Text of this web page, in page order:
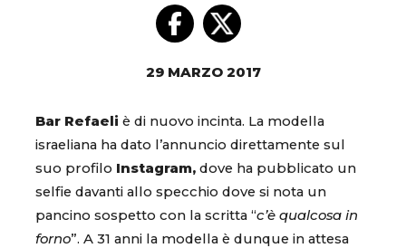
29 MARZO 2017
Bar Refaeli è di nuovo incinta. La modella
israeliana ha dato l’annuncio direttamente sul
suo profilo Instagram, dove ha pubblicato un
selfie davanti allo specchio dove si nota un
pancino sospetto con la scritta “c’è qualcosa in
forno”. A 31 anni la modella è dunque in attesa